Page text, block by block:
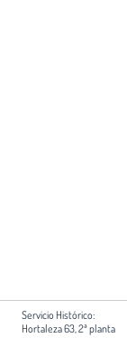
Servicio Histórico:
Hortaleza 63, 2ª planta